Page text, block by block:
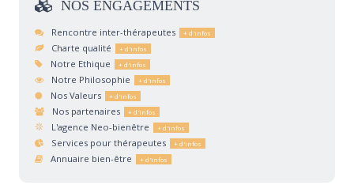
NOS ENGAGEMENTS
Rencontre inter-thérapeutes
Charte qualité
Notre Ethique
Notre Philosophie
Nos Valeurs
Nos partenaires
L'agence Neo-bienêtre
Services pour thérapeutes
Annuaire bien-être